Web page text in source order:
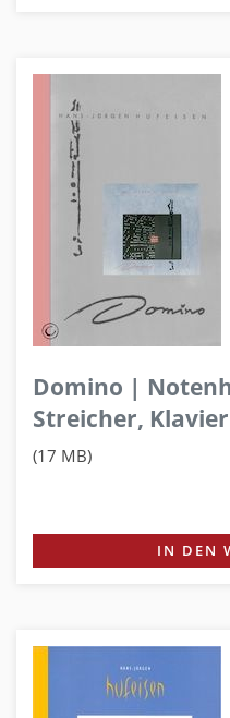
Domino |
Streicher, Klavier
(17 MB)
IN DEN